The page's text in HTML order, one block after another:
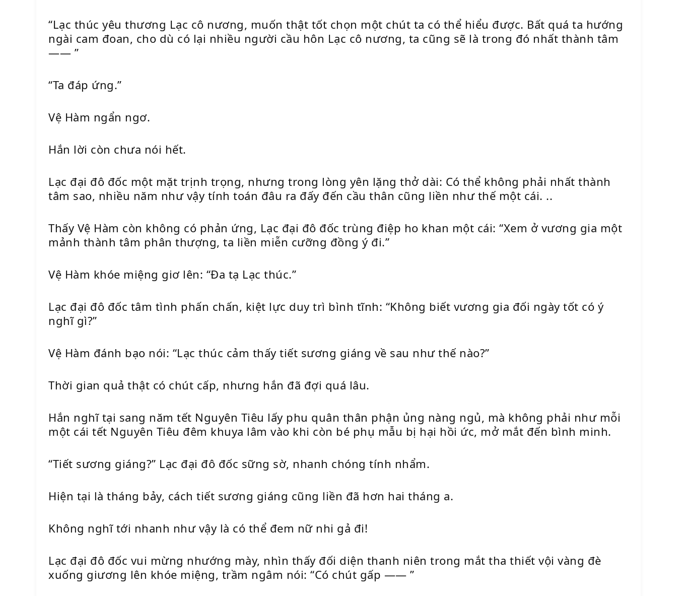
“Lạc thúc yêu thương Lạc cô nương, muốn thật tốt chọn một chút ta có thể hiểu được. Bất quá ta hướng
ngài cam đoan, cho dù có lại nhiều người cầu hôn Lạc cô nương, ta cũng sẽ là trong đó nhất thành tâm
—— ”
“Ta đáp ứng.”
Vệ Hàm ngẩn ngơ.
Hắn lời còn chưa nói hết.
Lạc đại đô đốc một mặt trịnh trọng, nhưng trong lòng yên lặng thở dài: Có thể không phải nhất thành
tâm sao, nhiều năm như vậy tính toán đâu ra đấy đến cầu thân cũng liền như thế một cái. ..
Thấy Vệ Hàm còn không có phản ứng, Lạc đại đô đốc trùng điệp ho khan một cái: “Xem ở vương gia một
mảnh thành tâm phân thượng, ta liền miễn cưỡng đồng ý đi.”
Vệ Hàm khóe miệng giơ lên: “Đa tạ Lạc thúc.”
Lạc đại đô đốc tâm tình phấn chấn, kiệt lực duy trì bình tĩnh: “Không biết vương gia đối ngày tốt có ý
nghĩ gì?”
Vệ Hàm đánh bạo nói: “Lạc thúc cảm thấy tiết sương giáng về sau như thế nào?”
Thời gian quả thật có chút cấp, nhưng hắn đã đợi quá lâu.
Hắn nghĩ tại sang năm tết Nguyên Tiêu lấy phu quân thân phận ủng nàng ngủ, mà không phải như mỗi
một cái tết Nguyên Tiêu đêm khuya lâm vào khi còn bé phụ mẫu bị hại hồi ức, mở mắt đến bình minh.
“Tiết sương giáng?” Lạc đại đô đốc sững sờ, nhanh chóng tính nhẩm.
Hiện tại là tháng bảy, cách tiết sương giáng cũng liền đã hơn hai tháng a.
Không nghĩ tới nhanh như vậy là có thể đem nữ nhi gả đi!
Lạc đại đô đốc vui mừng nhướng mày, nhìn thấy đối diện thanh niên trong mắt tha thiết vội vàng đè
xuống giương lên khóe miệng, trầm ngâm nói: “Có chút gấp —— ”